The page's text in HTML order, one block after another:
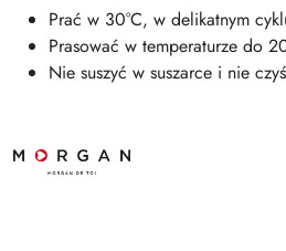
Prać w 30°C, w delikatnym
Prasować w temperaturze do
Nie suszyć w suszarce i nie